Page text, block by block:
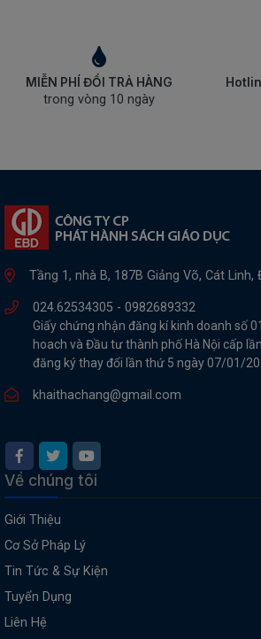
MIỄN PHÍ ĐỔI TRẢ HÀNG
trong vòng 10 ngày
Tầng 1, nhà B, 187B Giảng Võ, Cát Linh,
024.62534305 - 0982689332
Giấy chứng nhận đăng kí kinh doanh số
hoach và Đầu tư thành phố Hà Nội cấp
đăng ký thay đổi lần thứ 5 ngày 07/01/
khaithachang@gmail.com
Về chúng tôi
Giới Thiệu
Cơ Sở Pháp Lý
Tin Tức & Sự Kiện
Tuyển Dụng
Liên Hệ